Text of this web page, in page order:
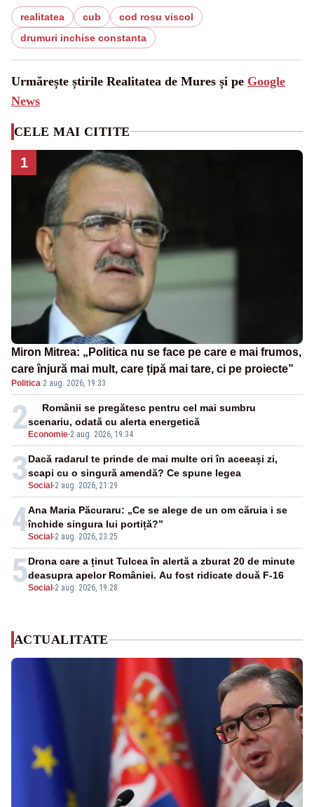
realitatea cub
cod rosu viscol
drumuri inchise constanta
Urmărește știrile Realitatea de Mures și pe Google
News
CELE MAI CITITE
1
Miron Mitrea: „Politica nu se face pe care e mai frumos,
care înjură mai mult, care țipă mai tare, ci pe proiecte”
Politica·2 aug. 2026, 19:33
2 Economie-2 aug. 2026, 19:34
Românii se pregătesc pentru cel mai sumbru
scenariu, odată cu alerta energetică
3Social -2 aug. 2026, 21:29
Dacă radarul te prinde de mai multe ori în aceeași zi,
scapi cu o singură amendă? Ce spune legea
4Social -2 aug. 2026, 23:25
Ana Maria Păcuraru: „Ce se alege de un om căruia i se
închide singura lui portiță?”
5Social -2 aug. 2026, 19:28
Drona care a ținut Tulcea în alertă a zburat 20 de minute
deasupra apelor României. Au fost ridicate două F-16
ACTUALITATE